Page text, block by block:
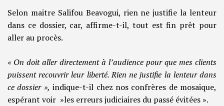
Selon maitre Salifou Beavogui, rien ne justifie la lenteur
dans ce dossier, car, affirme-t-il, tout est fin prêt pour
aller au procès.
« On doit aller directement à l’audience pour que mes clients
puissent recouvrir leur liberté. Rien ne justifie la lenteur dans
ce dossier », indique-t-il chez nos confrères de mosaique,
espérant voir »les erreurs judiciaires du passé évitées ».